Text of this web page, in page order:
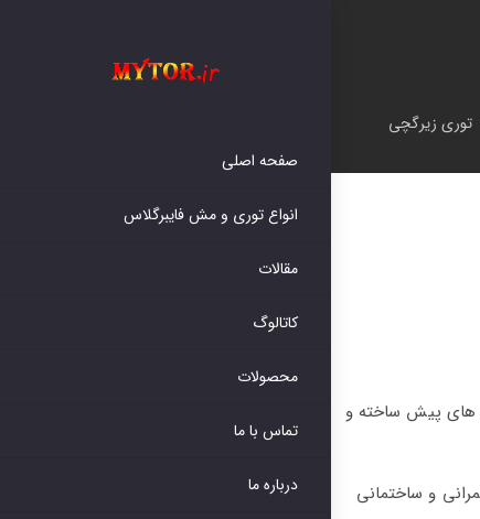
صفحه اصلی
انواع توری و مش فایبرگلاس
مقالات
کاتالوگ
محصولات
تماس با ما
درباره ما
توری زیرگچی
های پیش ساخته و
و ساختمانی